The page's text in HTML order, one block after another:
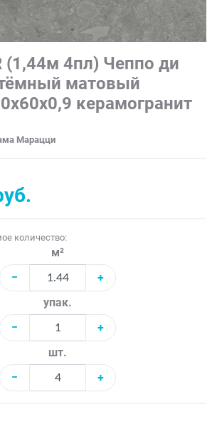
(1,44м 4пл) Чеппо ди
матовый
керамогранит
Марацци
количество:
м²
−
+
упак.
−
+
шт.
−
+